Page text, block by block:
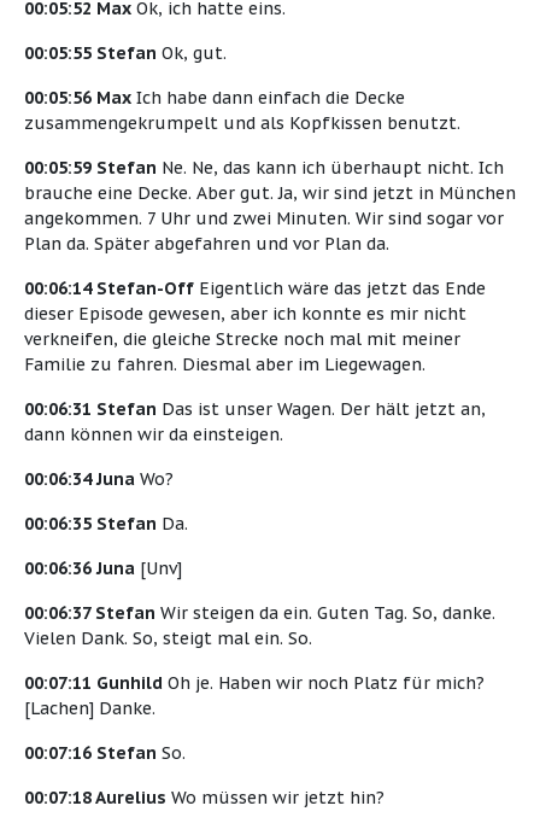
00:05:52 Max Ok, ich hatte eins.
00:05:55 Stefan Ok, gut.
00:05:56 Max Ich habe dann einfach die Decke
zusammengekrumpelt und als Kopfkissen benutzt.
00:05:59 Stefan Ne. Ne, das kann ich überhaupt nicht. Ich
brauche eine Decke. Aber gut. Ja, wir sind jetzt in München
angekommen. 7 Uhr und zwei Minuten. Wir sind sogar vor
Plan da. Später abgefahren und vor Plan da.
00:06:14 Stefan-Off Eigentlich wäre das jetzt das Ende
dieser Episode gewesen, aber ich konnte es mir nicht
verkneifen, die gleiche Strecke noch mal mit meiner
Familie zu fahren. Diesmal aber im Liegewagen.
00:06:31 Stefan Das ist unser Wagen. Der hält jetzt an,
dann können wir da einsteigen.
00:06:34 Juna Wo?
00:06:35 Stefan Da.
00:06:36 Juna [Unv]
00:06:37 Stefan Wir steigen da ein. Guten Tag. So, danke.
Vielen Dank. So, steigt mal ein. So.
00:07:11 Gunhild Oh je. Haben wir noch Platz für mich?
[Lachen] Danke.
00:07:16 Stefan So.
00:07:18 Aurelius Wo müssen wir jetzt hin?